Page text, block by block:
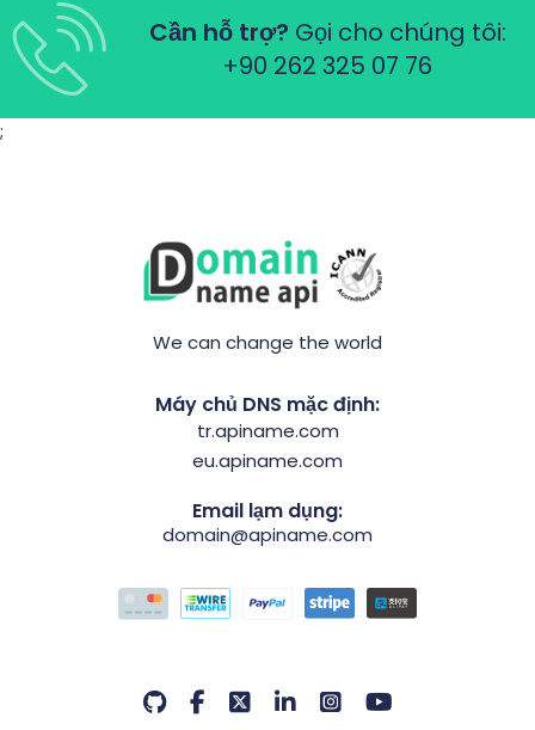
Cần hỗ trợ? Gọi cho chúng tôi:
+90 262 325 07 76
;
We can change the world
Máy chủ DNS mặc định:
tr.apiname.com
eu.apiname.com
Email lạm dụng:
domain@apiname.com